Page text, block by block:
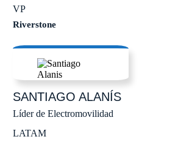
VP
Riverstone
SANTIAGO ALANÍS
Líder de Electromovilidad
LATAM